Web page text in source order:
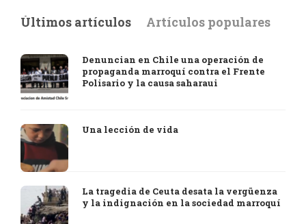
Últimos artículos Artículos populares
Denuncian en Chile una operación de
propaganda marroquí contra el Frente
Polisario y la causa saharaui
Una lección de vida
La tragedia de Ceuta desata la vergüenza
y la indignación en la sociedad marroquí